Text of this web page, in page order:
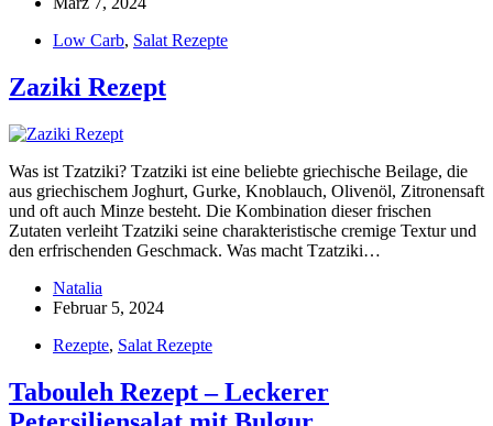
Low Carb, Salat Rezepte
Zaziki Rezept
Was ist Tzatziki? Tzatziki ist eine beliebte griechische Beilage, die
aus griechischem Joghurt, Gurke, Knoblauch, Olivenöl, Zitronensaft
und oft auch Minze besteht. Die Kombination dieser frischen
Zutaten verleiht Tzatziki seine charakteristische cremige Textur und
den erfrischenden Geschmack. Was macht Tzatziki…
Natalia
Februar 5, 2024
Rezepte, Salat Rezepte
Tabouleh Rezept – Leckerer